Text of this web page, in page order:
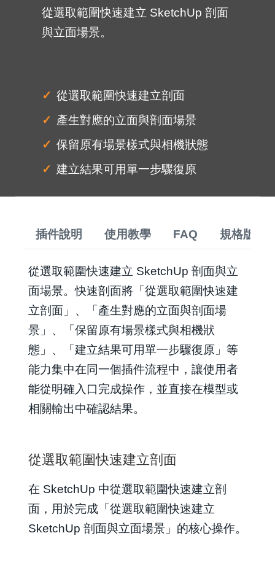
從選取範圍快速建立 SketchUp 剖面
與立面場景。
從選取範圍快速建立剖面
產生對應的立面與剖面場景
保留原有場景樣式與相機狀態
建立結果可用單一步驟復原
插件說明 使用教學 FAQ 規格版本
從選取範圍快速建立 SketchUp 剖面與立
面場景。快速剖面將「從選取範圍快速建
立剖面」、「產生對應的立面與剖面場
景」、「保留原有場景樣式與相機狀
態」、「建立結果可用單一步驟復原」等
能力集中在同一個插件流程中，讓使用者
能從明確入口完成操作，並直接在模型或
相關輸出中確認結果。
從選取範圍快速建立剖面
在 SketchUp 中從選取範圍快速建立剖
面，用於完成「從選取範圍快速建立
SketchUp 剖面與立面場景」的核心操作。